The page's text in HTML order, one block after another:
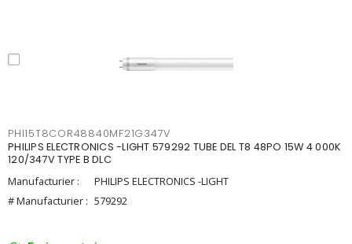
PHI15T8COR48840MF21G347V
PHILIPS ELECTRONICS -LIGHT 579292 TUBE DEL T8 48PO 15W 4 000K
120/347V TYPE B DLC
Manufacturier :
PHILIPS ELECTRONICS -LIGHT
# Manufacturier : 579292